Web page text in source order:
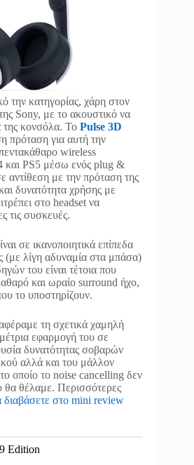
την κατηγορίας, χάρη στον
Sony, με το ακουστικό να
της κονσόλα. Το Pulse 3D
πρόταση για αυτή την
wireless
και PS5 μέσω ενός plug &
αντίθεση με την πρόταση της
δυνατότητα χρήσης με
στο headset να
τις συσκευές.
σε ικανοποιητικά επίπεδα
(με λίγη αδυναμία στα μπάσα)
του είναι τέτοια που
και ωραίο surround ήχο,
το υποστηρίζουν.
τη σχετικά χαμηλή
εφαρμογή του σε
δυνατότητας σοβαρών
αλλά και του μάλλον
οποίο το noise cancelling δεν
θα θέλαμε. Περισσότερες
διαβάσετε στο mini review
Edition